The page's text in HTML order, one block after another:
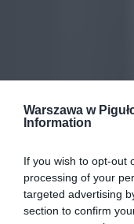
Warszawa w
Information
If you wish to opt-out
processing of your
targeted advertising
section to confirm